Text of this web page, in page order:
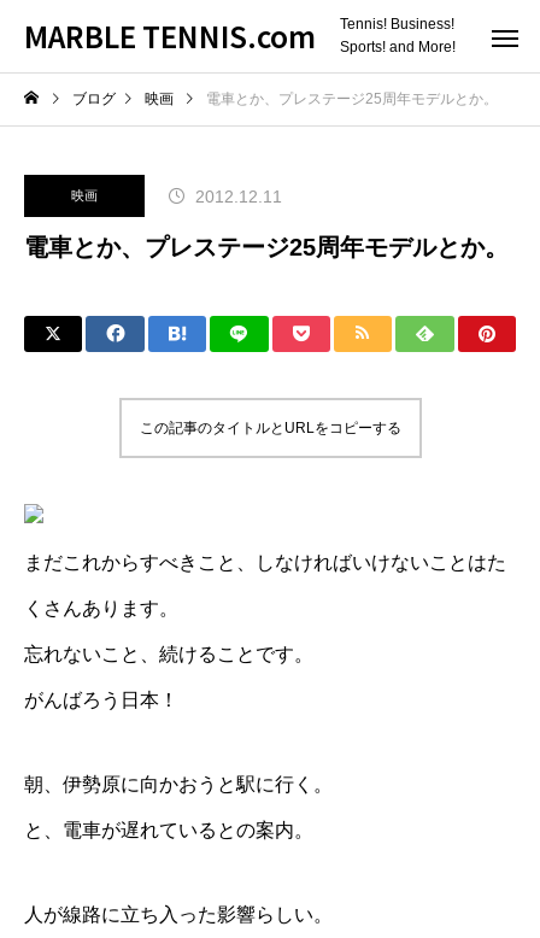
MARBLE TENNIS.com
Tennis! Business!
Sports! and More!
ブログ 映画 電車とか、プレステージ25周年モデルとか。
映画 2012.12.11
電車とか、プレステージ25周年モデルとか。
この記事のタイトルとURLをコピーする
まだこれからすべきこと、しなければいけないことはた
くさんあります。
忘れないこと、続けることです。
がんばろう日本！
朝、伊勢原に向かおうと駅に行く。
と、電車が遅れているとの案内。
人が線路に立ち入った影響らしい。